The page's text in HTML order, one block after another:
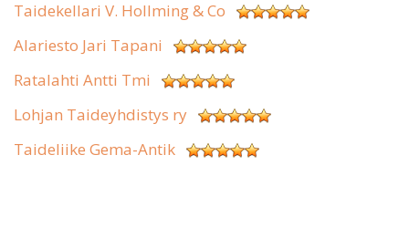
Taidekellari V. Hollming & Co
Alariesto Jari Tapani
Ratalahti Antti Tmi
Lohjan Taideyhdistys ry
Taideliike Gema-Antik